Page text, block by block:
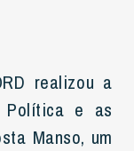
realizou a
Política e as
Manso, um